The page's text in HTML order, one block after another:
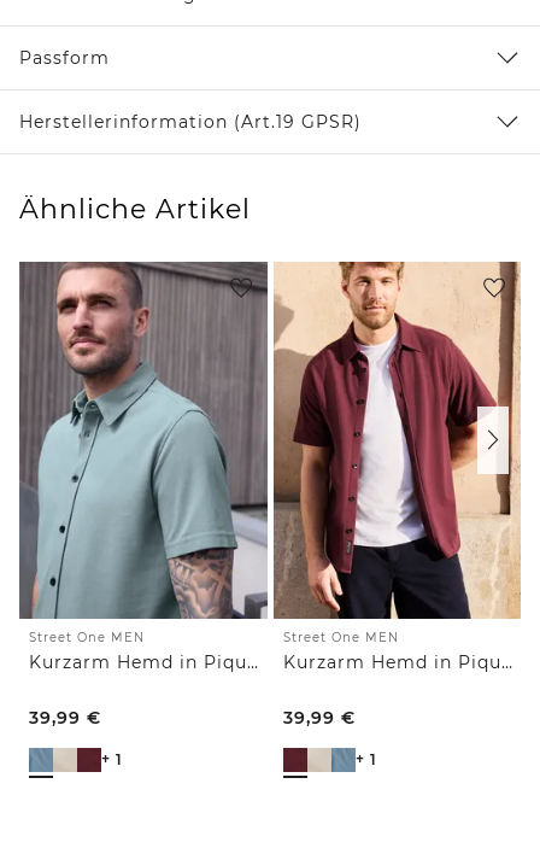
Passform
Herstellerinformation (Art.19 GPSR)
Ähnliche Artikel
Street One MEN
Kurzarm Hemd in Piqué-Qualität
39,99 €
+ 1
Street One MEN
Kurzarm Hemd in Piqué-Qualität
39,99 €
+ 1